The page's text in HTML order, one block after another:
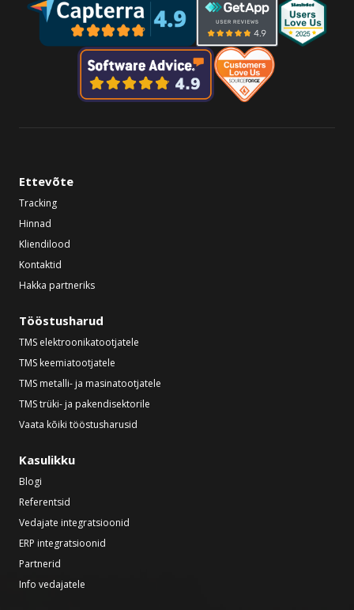
Ettevõte
Tracking
Hinnad
Kliendilood
Kontaktid
Hakka partneriks
Tööstusharud
TMS elektroonikatootjatele
TMS keemiatootjatele
TMS metalli- ja masinatootjatele
TMS trüki- ja pakendisektorile
Vaata kõiki tööstusharusid
Kasulikku
Blogi
Referentsid
Vedajate integratsioonid
ERP integratsioonid
Partnerid
Info vedajatele